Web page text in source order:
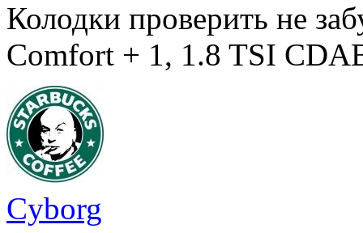
Колодки проверить не
Comfort + 1, 1.8 TSI
Cyborg